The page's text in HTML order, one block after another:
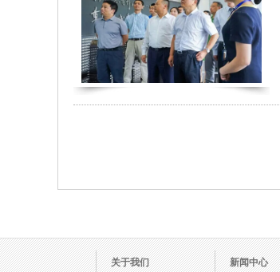
关于我们 新闻中心